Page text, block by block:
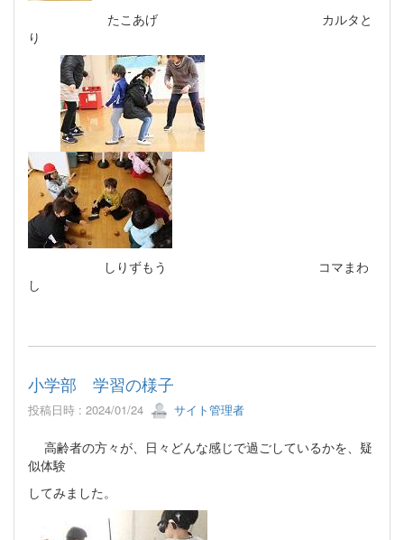
たこあげ カルタと
り
しりずもう コマまわ
し
小学部 学習の様子
投稿日時 : 2024/01/24 サイト管理者
高齢者の方々が、日々どんな感じで過ごしているかを、疑
似体験
してみました。